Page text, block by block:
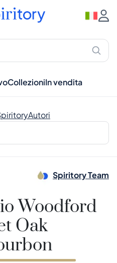
CollezioniIn vendita
Autori
Spiritory Team
Woodford
Oak